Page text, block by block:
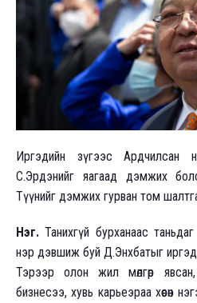
Иргэдийн зүгээс
С.Эрдэнийг яагаад дэмжих
Түүнийг дэмжих гурван том
Нэг. Танихгүй бурханаас
нэр дэвшиж буй Д.Энхбатыг
Тэрээр олон жил мөлгөр
бизнесээ, хувь карьеэраа хөөсөн